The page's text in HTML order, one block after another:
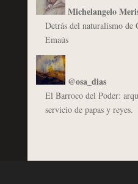
Michelangelo
Detrás del naturalismo de
Emaús
@osa_dias
El Barroco del Poder:
servicio de papas y reyes.